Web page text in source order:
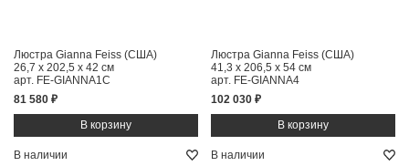
Люстра Gianna Feiss (США)
26,7 x 202,5 x 42 см
арт. FE-GIANNA1C
81 580 ₽
Люстра Gianna Feiss (США)
41,3 x 206,5 x 54 см
арт. FE-GIANNA4
102 030 ₽
В наличии В наличии